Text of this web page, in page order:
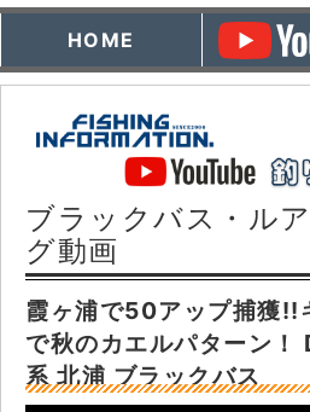
HOME
ブラックバス・ル
グ動画
霞ヶ浦で50アップ捕獲!!
で秋のカエルパターン
系 北浦 ブラックバス